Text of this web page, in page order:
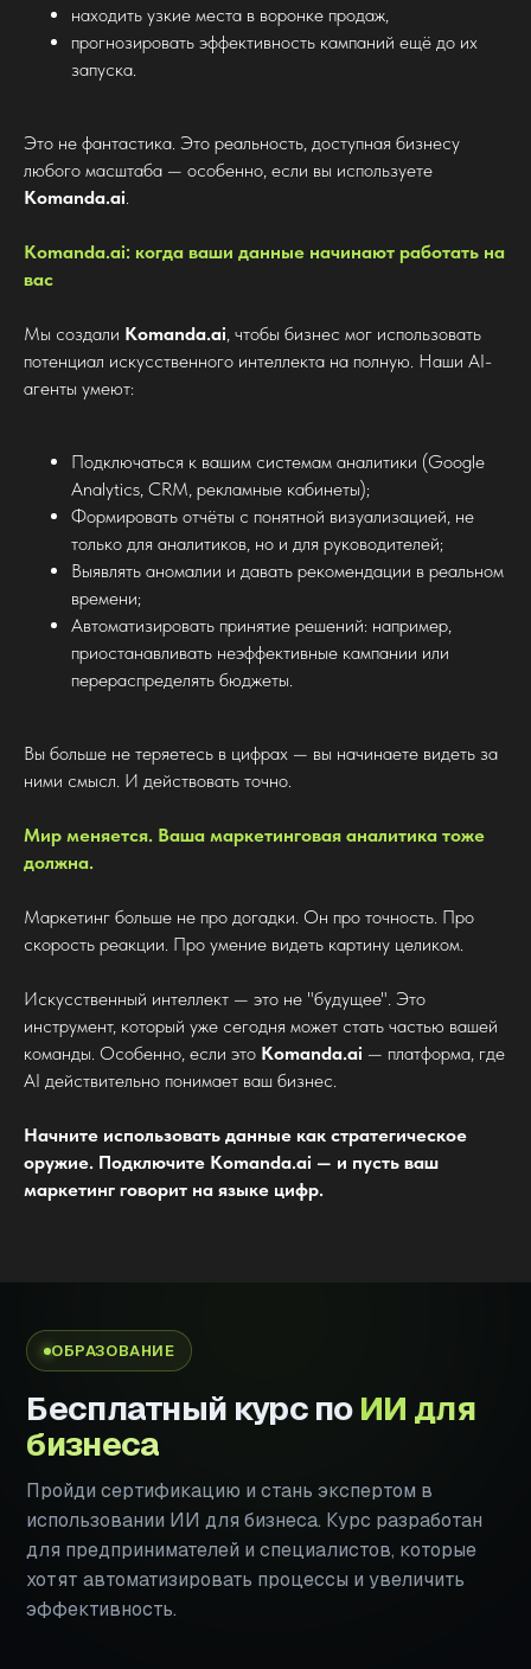
находить узкие места в воронке продаж,
прогнозировать эффективность кампаний ещё до их
запуска.
Это не фантастика. Это реальность, доступная бизнесу
любого масштаба — особенно, если вы используете
Komanda.ai.
Komanda.ai: когда ваши данные начинают работать на
вас
Мы создали Komanda.ai, чтобы бизнес мог использовать
потенциал искусственного интеллекта на полную. Наши AI-
агенты умеют:
Подключаться к вашим системам аналитики (Google
Analytics, CRM, рекламные кабинеты);
Формировать отчёты с понятной визуализацией, не
только для аналитиков, но и для руководителей;
Выявлять аномалии и давать рекомендации в реальном
времени;
Автоматизировать принятие решений: например,
приостанавливать неэффективные кампании или
перераспределять бюджеты.
Вы больше не теряетесь в цифрах — вы начинаете видеть за
ними смысл. И действовать точно.
Мир меняется. Ваша маркетинговая аналитика тоже
должна.
Маркетинг больше не про догадки. Он про точность. Про
скорость реакции. Про умение видеть картину целиком.
Искусственный интеллект — это не "будущее". Это
инструмент, который уже сегодня может стать частью вашей
команды. Особенно, если это Komanda.ai — платформа, где
AI действительно понимает ваш бизнес.
Начните использовать данные как стратегическое
оружие. Подключите Komanda.ai — и пусть ваш
маркетинг говорит на языке цифр.
ОБРАЗОВАНИЕ
Бесплатный курс поИИ для
бизнеса
Пройди сертификацию и стань экспертом в
использовании ИИ для бизнеса. Курс разработан
для предпринимателей и специалистов, которые
хотят автоматизировать процессы и увеличить
эффективность.